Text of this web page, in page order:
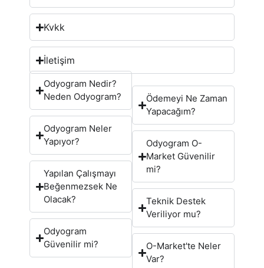
Kvkk
İletişim
Odyogram Nedir?
Neden Odyogram?
Odyogram Neler
Yapıyor?
Yapılan Çalışmayı
Beğenmezsek Ne
Olacak?
Odyogram
Güvenilir mi?
Ödemeyi Ne Zaman
Yapacağım?
Odyogram O-
Market Güvenilir
mi?
Teknik Destek
Veriliyor mu?
O-Market'te Neler
Var?